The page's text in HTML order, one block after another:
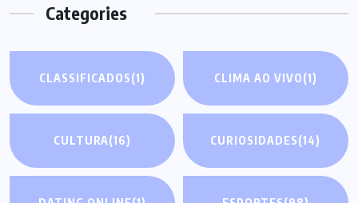
Categories
CLASSIFICADOS(1) CLIMA AO VIVO(1)
CULTURA(16) CURIOSIDADES(14)